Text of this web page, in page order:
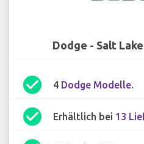
Dodge - Salt
check_circle 4 Dodge Modelle.
check_circle Erhältlich bei 13